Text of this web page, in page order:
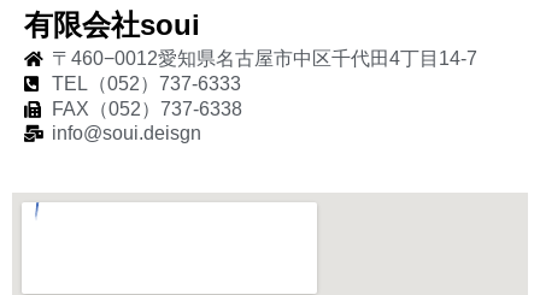
有限会社soui
〒460−0012愛知県名古屋市中区千代田4丁目14-7
TEL（052）737-6333
FAX（052）737-6338
info@soui.deisgn